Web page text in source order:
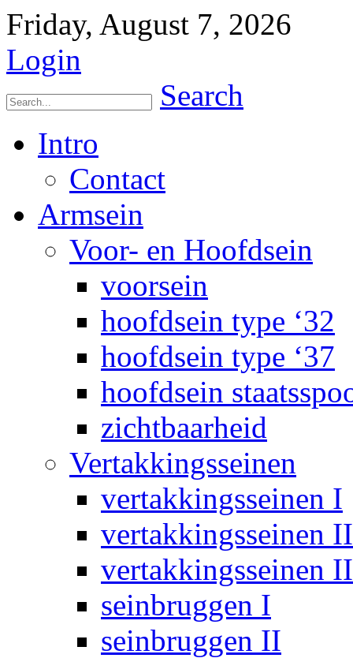
Friday, August 7, 2026
Login
Search
Intro
Contact
Armsein
Voor- en Hoofdsein
voorsein
hoofdsein type ‘32
hoofdsein type ‘37
hoofdsein
zichtbaarheid
Vertakkingsseinen
vertakkingsseinen I
vertakkingsseinen II
vertakkingsseinen
seinbruggen I
seinbruggen II